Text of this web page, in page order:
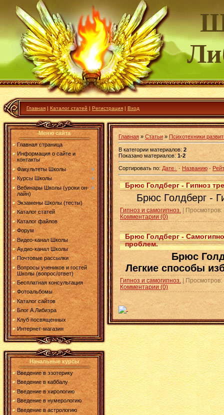
Главная | Каталог статей | Регистрация | Вход
Меню сайта
Главная страница
Информация о сайте и
контакты
Факультеты Школы
Курсы Школы
Вебинары Школы (уроки он-
лайн)
Экзамены Школы (тесты)
Каталог статей
Каталог файлов
Форум
Видео-канал Школы
Аудио-канал Школы
Почтовые рассылки
Вопросы учеников и гостей
Школы (вопрос/ответ)
Бесплатная консультация
Фотоальбомы
Каталог сайтов
Блог А.Либиэра
Клуб посвященных
Интернет-магазин
Начальные курсы
Введение в эзотерику
Введение в каббалу
Введение в хирологию
Введение в нумерологию
Введение в астрологию
Главная » Статьи » Психотехники
В категории материалов: 2
Показано материалов: 1-2
Сортировать по: Дате · Названию ·
Брюс Голдберг - Гипноз
Брюс Голдберг -
Гипноз и самогипноз.
|
Комментарии (0)
Брюс Голдберг -
проблем.
Брюс
Легкие способы
Гипноз и самогипноз.
|
Комментарии (0)